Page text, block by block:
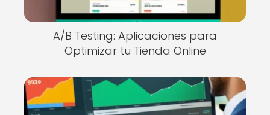
A/B Testing: Aplicaciones para
Optimizar tu Tienda Online